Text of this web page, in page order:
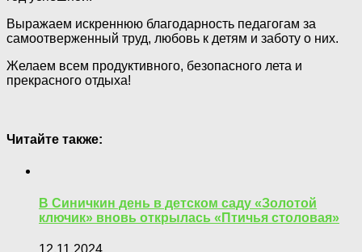
Выражаем искреннюю благодарность педагогам за
самоотверженный труд, любовь к детям и заботу о них.
Желаем всем продуктивного, безопасного лета и
прекрасного отдыха!
Читайте также:
В Синичкин день в детском саду «Золотой
ключик» вновь открылась «Птичья столовая»
12.11.2024